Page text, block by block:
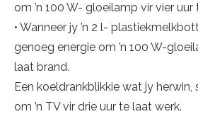
om ’n 100 W- gloeilamp vir vier uur
• Wanneer jy ’n 2 l-
genoeg energie om ’n 100 W-
laat brand.
Een koeldrankblikkie wat jy herwin,
om ’n TV vir drie uur te laat werk.